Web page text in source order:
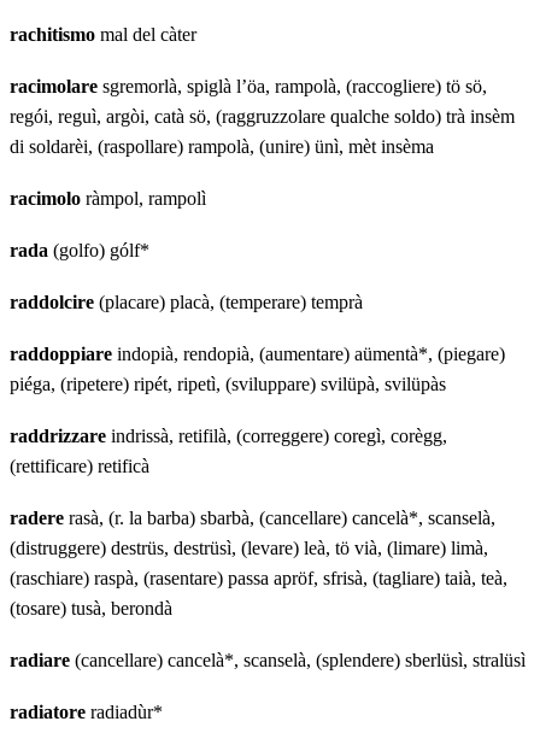
rachitismo mal del càter
racimolare sgremorlà, spiglà l’öa, rampolà, (raccogliere) tö sö,
regói, reguì, argòi, catà sö, (raggruzzolare qualche soldo) trà insèm
di soldarèi, (raspollare) rampolà, (unire) ünì, mèt insèma
racimolo ràmpol, rampolì
rada (golfo) gólf*
raddolcire (placare) placà, (temperare) temprà
raddoppiare indopià, rendopià, (aumentare) aümentà*, (piegare)
piéga, (ripetere) ripét, ripetì, (sviluppare) svilüpà, svilüpàs
raddrizzare indrissà, retifilà, (correggere) coregì, corègg,
(rettificare) retificà
radere rasà, (r. la barba) sbarbà, (cancellare) cancelà*, scanselà,
(distruggere) destrüs, destrüsì, (levare) leà, tö vià, (limare) limà,
(raschiare) raspà, (rasentare) passa apröf, sfrisà, (tagliare) taià, teà,
(tosare) tusà, berondà
radiare (cancellare) cancelà*, scanselà, (splendere) sberlüsì, stralüsì
radiatore radiadùr*